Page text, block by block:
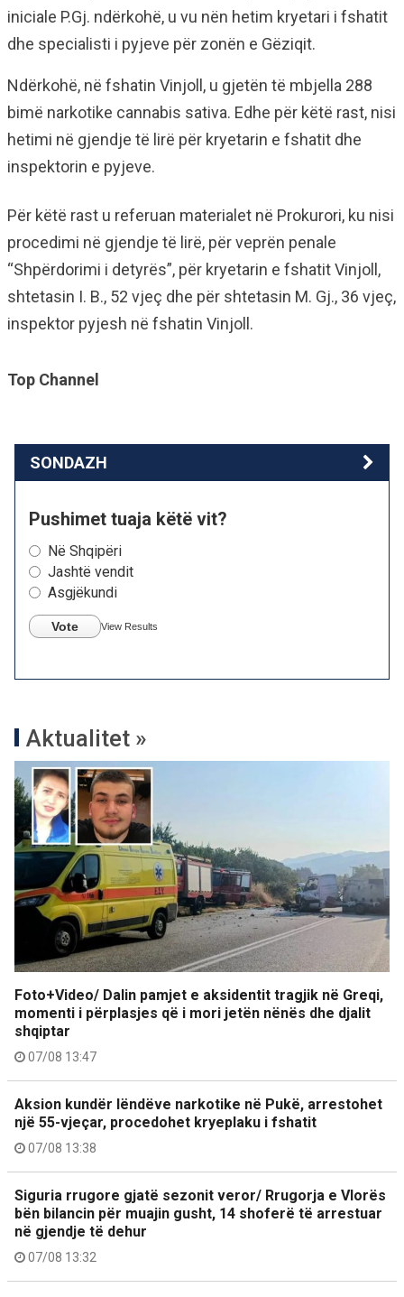
iniciale P.Gj. ndërkohë, u vu nën hetim kryetari i fshatit
dhe specialisti i pyjeve për zonën e Gëziqit.
Ndërkohë, në fshatin Vinjoll, u gjetën të mbjella 288
bimë narkotike cannabis sativa. Edhe për këtë rast, nisi
hetimi në gjendje të lirë për kryetarin e fshatit dhe
inspektorin e pyjeve.
Për këtë rast u referuan materialet në Prokurori, ku nisi
procedimi në gjendje të lirë, për veprën penale
“Shpërdorimi i detyrës”, për kryetarin e fshatit Vinjoll,
shtetasin I. B., 52 vjeç dhe për shtetasin M. Gj., 36 vjeç,
inspektor pyjesh në fshatin Vinjoll.
Top Channel
SONDAZH
Pushimet tuaja këtë vit?
Në Shqipëri
Jashtë vendit
Asgjëkundi
Vote View Results
Aktualitet »
Foto+Video/ Dalin pamjet e aksidentit tragjik në Greqi,
momenti i përplasjes që i mori jetën nënës dhe djalit
shqiptar
07/08 13:47
Aksion kundër lëndëve narkotike në Pukë, arrestohet
një 55-vjeçar, procedohet kryeplaku i fshatit
07/08 13:38
Siguria rrugore gjatë sezonit veror/ Rrugorja e Vlorës
bën bilancin për muajin gusht, 14 shoferë të arrestuar
në gjendje të dehur
07/08 13:32